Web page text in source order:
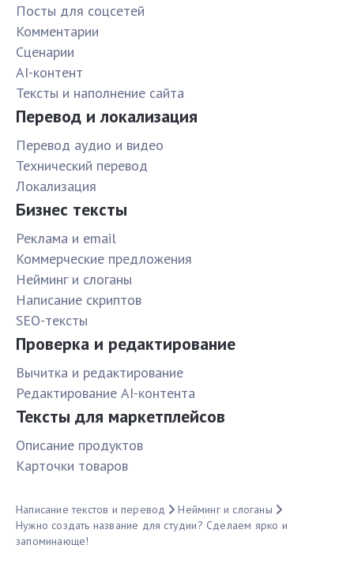
Посты для соцсетей
Комментарии
Сценарии
AI-контент
Тексты и наполнение сайта
Перевод и локализация
Перевод аудио и видео
Технический перевод
Локализация
Бизнес тексты
Реклама и email
Коммерческие предложения
Нейминг и слоганы
Написание скриптов
SEO-тексты
Проверка и редактирование
Вычитка и редактирование
Редактирование AI-контента
Тексты для маркетплейсов
Описание продуктов
Карточки товаров
Написание текстов и перевод
Нейминг и слоганы
Нужно создать название для студии? Сделаем ярко и
запоминающе!